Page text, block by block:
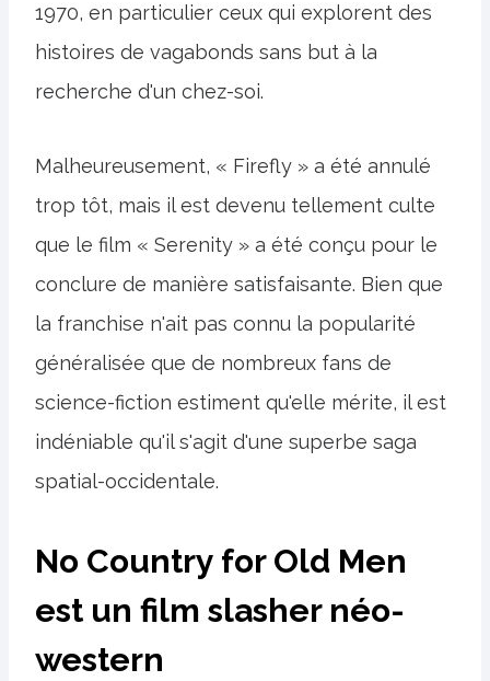
1970, en particulier ceux qui explorent des
histoires de vagabonds sans but à la
recherche d'un chez-soi.
Malheureusement, « Firefly » a été annulé
trop tôt, mais il est devenu tellement culte
que le film « Serenity » a été conçu pour le
conclure de manière satisfaisante. Bien que
la franchise n'ait pas connu la popularité
généralisée que de nombreux fans de
science-fiction estiment qu'elle mérite, il est
indéniable qu'il s'agit d'une superbe saga
spatial-occidentale.
No Country for Old Men
est un film slasher néo-
western